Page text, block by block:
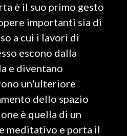
è il suo primo gesto
importanti sia di
a cui i lavori di
escono dalla
e diventano
un'ulteriore
dello spazio
è quella di un
meditativo e porta il